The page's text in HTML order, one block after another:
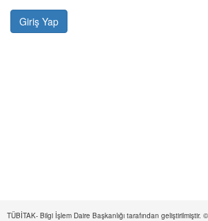
TÜBİTAK- Bilgi İşlem Daire Başkanlığı tarafından